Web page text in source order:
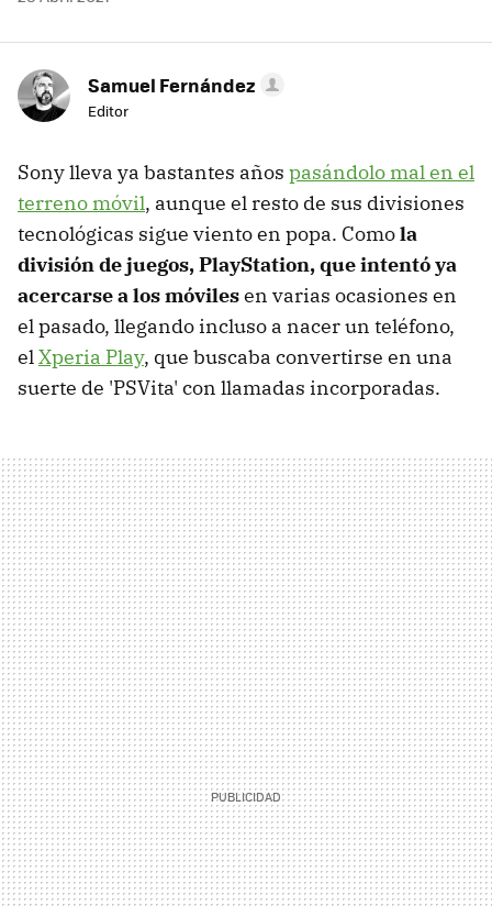
Samuel Fernández
Editor
Sony lleva ya bastantes años pasándolo mal en el
terreno móvil, aunque el resto de sus divisiones
tecnológicas sigue viento en popa. Comola
división de juegos, PlayStation, que intentó ya
acercarse a los móvilesen varias ocasiones en
el pasado, llegando incluso a nacer un teléfono,
elXperia Play, que buscaba convertirse en una
suerte de 'PSVita' con llamadas incorporadas.